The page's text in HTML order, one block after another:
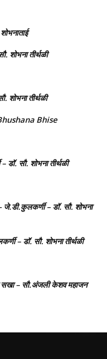
शोभना तीर्थळी
शोभना तीर्थळी
Bhise
डॉ. सौ. शोभना तीर्थळी
जे.डी.कुलकर्णी – डॉ. सौ. शोभना
– डॉ. सौ. शोभना तीर्थळी
सखा – सौ.अंजली केशव महाजन